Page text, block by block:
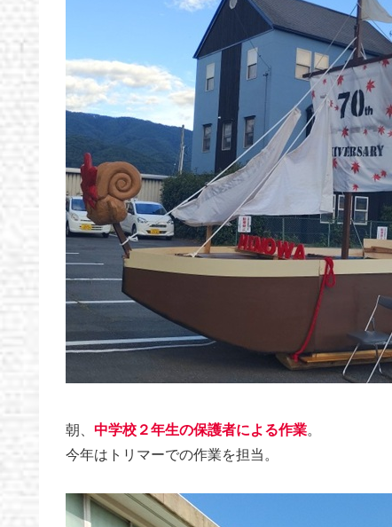
朝、 中学校２年生の保護者による作業。
今年はトリマーでの作業を担当。